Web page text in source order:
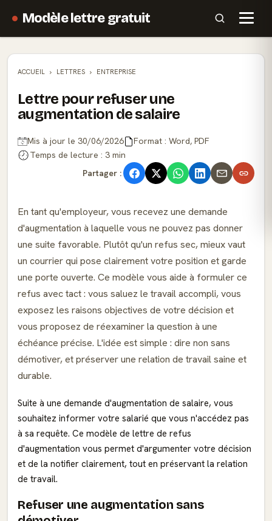
Modèle lettre gratuit
ACCUEIL LETTRES ENTREPRISE
Lettre pour refuser une
augmentation de salaire
Mis à jour le 30/06/2026
Format : Word, PDF
Temps de lecture : 3 min
Partager :
En tant qu'employeur, vous recevez une demande
d'augmentation à laquelle vous ne pouvez pas donner
une suite favorable. Plutôt qu'un refus sec, mieux vaut
un courrier qui pose clairement votre position et garde
une porte ouverte. Ce modèle vous aide à formuler ce
refus avec tact : vous saluez le travail accompli, vous
exposez les raisons objectives de votre décision et
vous proposez de réexaminer la question à une
échéance précise. L'idée est simple : dire non sans
démotiver, et préserver une relation de travail saine et
durable.
Suite à une demande d'augmentation de salaire, vous
souhaitez informer votre salarié que vous n'accédez pas
à sa requête. Ce modèle de lettre de refus
d'augmentation vous permet d'argumenter votre décision
et de la notifier clairement, tout en préservant la relation
de travail.
Refuser une augmentation sans